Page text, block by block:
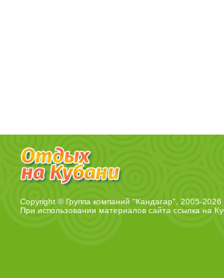
Copyright © Группа компаний "Кандагар", 2005-2026
При использовании материалов сайта ссылка на